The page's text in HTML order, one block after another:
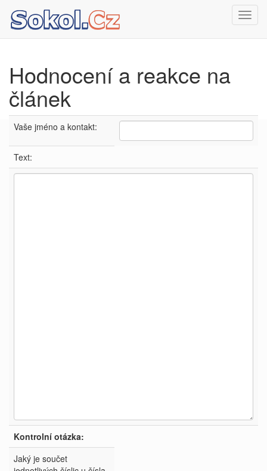
Hodnocení a reakce na
článek
Vaše jméno a kontakt:
Text:
Kontrolní otázka:
Jaký je součet